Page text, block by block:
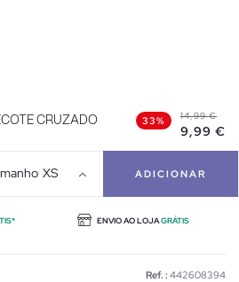
CRUZADO 33% 14,99 €
9,99 €
XS ADICIONAR
ENVIO AO LOJAGRÁTIS
Ref. : 442608394